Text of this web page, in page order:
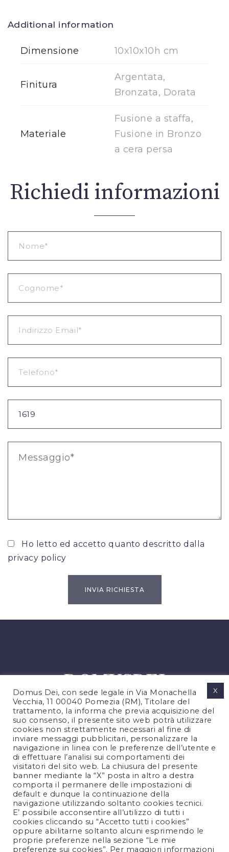
Additional information
Dimensione 10x10x10h cm
Finitura
Argentata,
Bronzata, Dorata
Materiale
Fusione a staffa,
Fusione in Bronzo
a cera persa
Richiedi informazioni
Ho letto ed accetto quanto descritto dalla
privacy policy
PRIVACY POLICY
COOKIES POLICY
NOTE LEGALI
CONTATTACI
FOLLOW US
Domus Dei, con sede legale in Via Monachella
Vecchia, 11 00040 Pomezia (RM), Titolare del
trattamento, la informa che previa acquisizione del
suo consenso, il presente sito web potrà utilizzare
cookies non strettamente necessari al fine di
inviare messaggi pubblicitari, personalizzare la
navigazione in linea con le preferenze dell’utente e
di effettuare l’analisi sui comportamenti dei
visitatori del sito web. La chiusura del presente
banner mediante la “X” posta in altro a destra
comporta il permanere delle impostazioni di
default e dunque la continuazione della
navigazione utilizzando soltanto cookies tecnici.
E’ possibile acconsentire all’utilizzo di tutti i
cookies cliccando su “Accetto tutti i cookies”
oppure abilitarne soltanto alcuni esprimendo le
proprie preferenze nella sezione “Le mie
preferenze sui cookies”. Per maggiori informazioni
X